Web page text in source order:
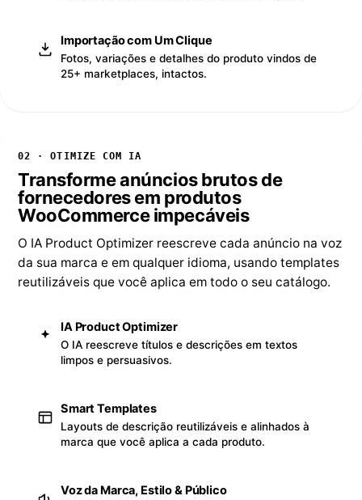
Importação com Um Clique
Fotos, variações e detalhes do produto vindos de
25+ marketplaces, intactos.
02 · OTIMIZE COM IA
Transforme anúncios brutos de
fornecedores em produtos
WooCommerce impecáveis
O IA Product Optimizer reescreve cada anúncio na voz
da sua marca e em qualquer idioma, usando templates
reutilizáveis que você aplica em todo o seu catálogo.
IA Product Optimizer
O IA reescreve títulos e descrições em textos
limpos e persuasivos.
Smart Templates
Layouts de descrição reutilizáveis e alinhados à
marca que você aplica a cada produto.
Voz da Marca, Estilo & Público